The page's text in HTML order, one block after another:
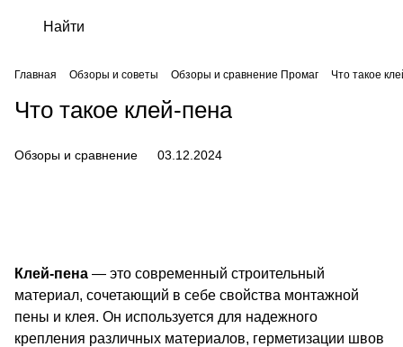
Главная Обзоры и советы Обзоры и сравнение Промаг Что такое
Что такое клей-пена
Обзоры и сравнение 03.12.2024
Клей-пена — это современный строительный
материал, сочетающий в себе свойства монтажной
пены и клея. Он используется для надежного
крепления различных материалов, герметизации швов